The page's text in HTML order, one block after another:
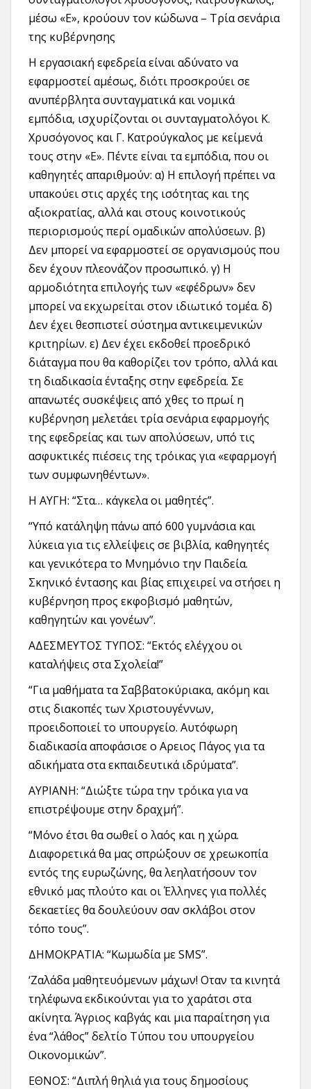
μέσω «Ε», κρούουν τον κώδωνα – Τρία σενάρια
της κυβέρνησης
Η εργασιακή εφεδρεία είναι αδύνατο να
εφαρμοστεί αμέσως, διότι προσκρούει σε
ανυπέρβλητα συνταγματικά και νομικά
εμπόδια, ισχυρίζονται οι συνταγματολόγοι Κ.
Χρυσόγονος και Γ. Κατρούγκαλος με κείμενά
τους στην «Ε». Πέντε είναι τα εμπόδια, που οι
καθηγητές απαριθμούν: α) Η επιλογή πρέπει να
υπακούει στις αρχές της ισότητας και της
αξιοκρατίας, αλλά και στους κοινοτικούς
περιορισμούς περί ομαδικών απολύσεων. β)
Δεν μπορεί να εφαρμοστεί σε οργανισμούς που
δεν έχουν πλεονάζον προσωπικό. γ) Η
αρμοδιότητα επιλογής των «εφέδρων» δεν
μπορεί να εκχωρείται στον ιδιωτικό τομέα. δ)
Δεν έχει θεσπιστεί σύστημα αντικειμενικών
κριτηρίων. ε) Δεν έχει εκδοθεί προεδρικό
διάταγμα που θα καθορίζει τον τρόπο, αλλά και
τη διαδικασία ένταξης στην εφεδρεία. Σε
απανωτές συσκέψεις από χθες το πρωί η
κυβέρνηση μελετάει τρία σενάρια εφαρμογής
της εφεδρείας και των απολύσεων, υπό τις
ασφυκτικές πιέσεις της τρόικας για «εφαρμογή
των συμφωνηθέντων».
Η ΑΥΓΗ: “Στα… κάγκελα οι μαθητές”.
“Υπό κατάληψη πάνω από 600 γυμνάσια και
λύκεια για τις ελλείψεις σε βιβλία, καθηγητές
και γενικότερα το Μνημόνιο την Παιδεία.
Σκηνικό έντασης και βίας επιχειρεί να στήσει η
κυβέρνηση προς εκφοβισμό μαθητών,
καθηγητών και γονέων”.
ΑΔΕΣΜΕΥΤΟΣ ΤΥΠΟΣ: “Εκτός ελέγχου οι
καταλήψεις στα Σχολεία!”
“Για μαθήματα τα Σαββατοκύριακα, ακόμη και
στις διακοπές των Χριστουγέννων,
προειδοποιεί το υπουργείο. Αυτόφωρη
διαδικασία αποφάσισε ο Αρειος Πάγος για τα
αδικήματα στα εκπαιδευτικά ιδρύματα”.
ΑΥΡΙΑΝΗ: “Διώξτε τώρα την τρόικα για να
επιστρέψουμε στην δραχμή”.
“Μόνο έτσι θα σωθεί ο λαός και η χώρα.
Διαφορετικά θα μας σπρώξουν σε χρεωκοπία
εντός της ευρωζώνης, θα λεηλατήσουν τον
εθνικό μας πλούτο και οι Έλληνες για πολλές
δεκαετίες θα δουλεύουν σαν σκλάβοι στον
τόπο τους”.
ΔΗΜΟΚΡΑΤΙΑ: “Κωμωδία με SMS”.
‘Ζαλάδα μαθητευόμενων μάχων! Οταν τα κινητά
τηλέφωνα εκδικούνται για το χαράτσι στα
ακίνητα. Άγριος καβγάς και μια παραίτηση για
ένα “λάθος” δελτίο Τύπου του υπουργείου
Οικονομικών”.
ΕΘΝΟΣ: “Διπλή θηλιά για τους δημοσίους